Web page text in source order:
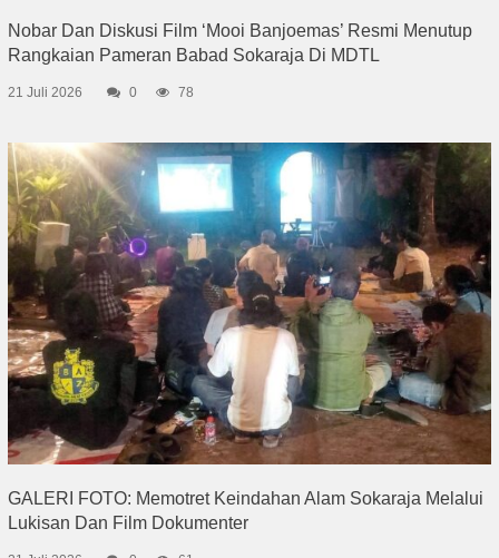
Nobar Dan Diskusi Film ‘Mooi Banjoemas’ Resmi Menutup
Rangkaian Pameran Babad Sokaraja Di MDTL
21 Juli 2026 0 78
GALERI FOTO: Memotret Keindahan Alam Sokaraja Melalui
Lukisan Dan Film Dokumenter